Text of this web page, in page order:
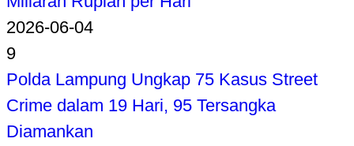
2026-06-04
9
Polda Lampung Ungkap 75 Kasus Street
Crime dalam 19 Hari, 95 Tersangka
Diamankan